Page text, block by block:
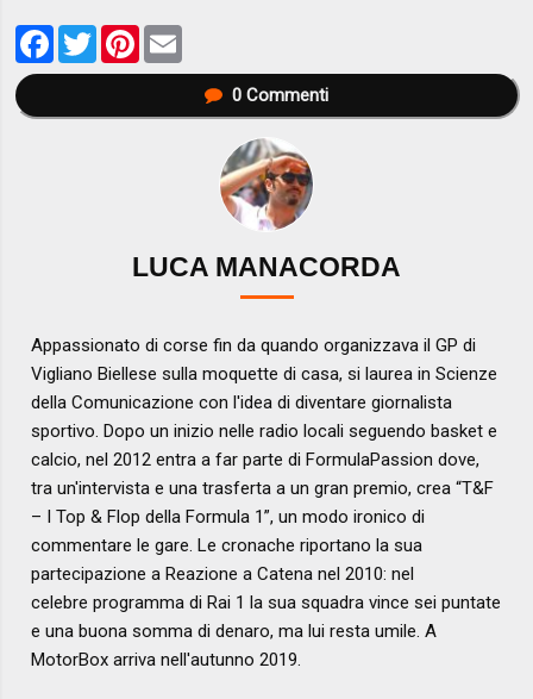
Facebook
TwitterPinterest
0Commenti
LUCA MANACORDA
Appassionato di corse fin da quando organizzava il GP di
Vigliano Biellese sulla moquette di casa, si laurea in Scienze
della Comunicazione con l'idea di diventare giornalista
sportivo. Dopo un inizio nelle radio locali seguendo basket e
calcio, nel 2012 entra a far parte di FormulaPassion dove,
tra un'intervista e una trasferta a un gran premio, crea “T&F
– I Top & Flop della Formula 1”, un modo ironico di
commentare le gare. Le cronache riportano la sua
partecipazione a Reazione a Catena nel 2010: nel
celebre programma di Rai 1 la sua squadra vince sei puntate
e una buona somma di denaro, ma lui resta umile. A
MotorBox arriva nell'autunno 2019.